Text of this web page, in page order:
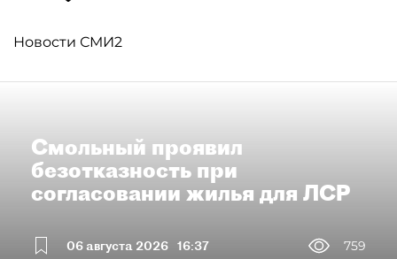
Новости СМИ2
Смольный проявил
безотказность при
согласовании жилья для ЛСР
06 августа 2026 16:37
759